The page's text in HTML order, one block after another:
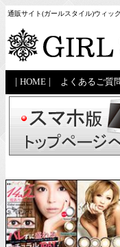
通販サイト(ガールスタイル)ウィッ
HOME よくあるご質